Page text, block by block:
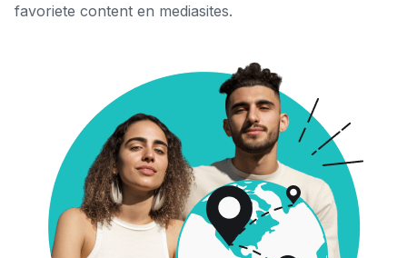
favoriete content en mediasites.